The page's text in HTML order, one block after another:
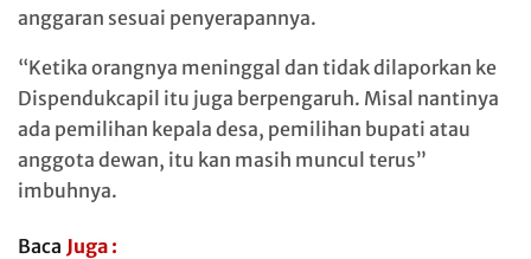
anggaran sesuai penyerapannya.
“Ketika orangnya meninggal dan tidak dilaporkan ke
Dispendukcapil itu juga berpengaruh. Misal nantinya
ada pemilihan kepala desa, pemilihan bupati atau
anggota dewan, itu kan masih muncul terus”
imbuhnya.
Baca Juga :